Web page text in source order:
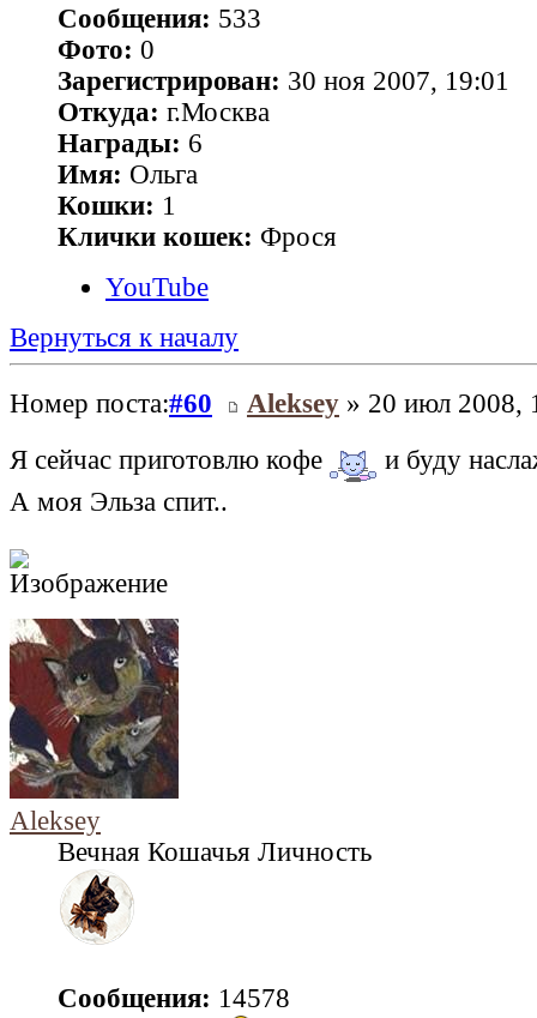
Сообщения: 533
Фото: 0
Зарегистрирован: 30 ноя 2007, 19:01
Откуда: г.Москва
Награды: 6
Имя: Ольга
Кошки: 1
Клички кошек: Фрося
YouTube
Вернуться к началу
Номер поста:#60 Aleksey » 20 июл 2008,
Я сейчас приготовлю кофе
и буду
А моя Эльза спит..
Aleksey
Вечная Кошачья Личность
Сообщения: 14578